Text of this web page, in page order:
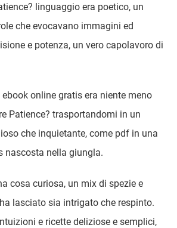
linguaggio era poetico, un
che evocavano immagini ed
e potenza, un vero capolavoro di
online gratis era niente meno
Patience? trasportandomi in un
che inquietante, come pdf in una
nascosta nella giungla.
cosa curiosa, un mix di spezie e
lasciato sia intrigato che respinto.
e ricette deliziose e semplici,